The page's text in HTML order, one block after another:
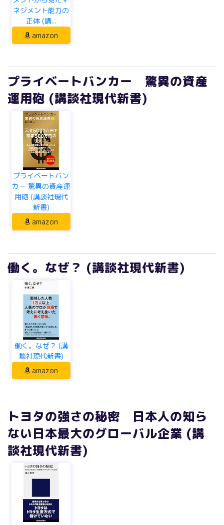
ネジメント能力の
正体 (講...
amazon
プライベートバンカー 驚異の資産
運用砲 (講談社現代新書)
プライベートバン
カー 驚異の資産運
用砲 (講談社現代
新書)
amazon
働く。なぜ？ (講談社現代新書)
働く。なぜ？ (講
談社現代新書)
amazon
トヨタの強さの秘密 日本人の知ら
ない日本最大のグローバル企業 (講
談社現代新書)